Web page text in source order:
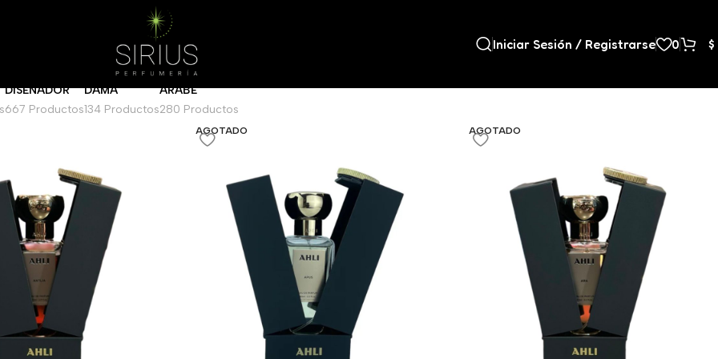
Iniciar Sesión / Registrarse 0 $
DISEÑADOR
667 Productos
DAMA
134 Productos
ARABE
280 Productos
AGOTADO AGOTADO